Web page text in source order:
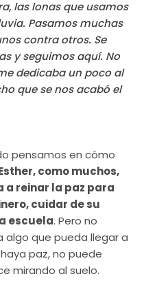
las lonas que usamos
Pasamos muchas
contra otros. Se
y seguimos aquí. No
dedicaba un poco al
que se nos acabó el
pensamos en cómo
como muchos,
a reinar la paz para
cuidar de su
escuela. Pero no
algo que pueda llegar a
paz, no puede
mirando al suelo.